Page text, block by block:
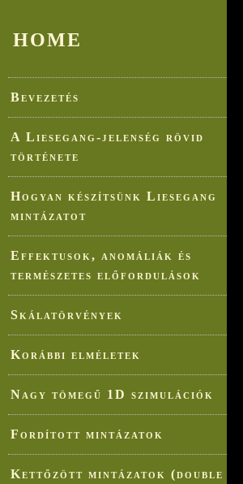
HOME
Bevezetés
A Liesegang-jelenség rövid
története
Hogyan készítsünk Liesegang
mintázatot
Effektusok, anomáliák és
természetes előfordulások
Skálatörvények
Korábbi elméletek
Nagy tömegű 1D szimulációk
Fordított mintázatok
Kettőzött mintázatok (double